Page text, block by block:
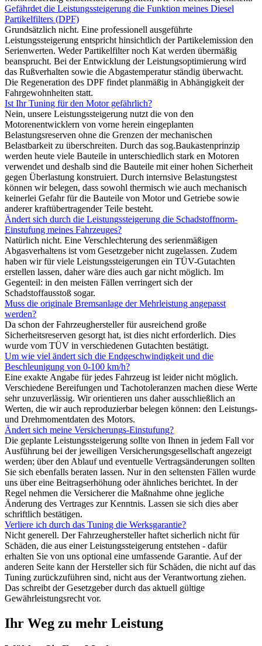
Gefährdet die Leistungssteigerung die Funktion meines Diesel
Partikelfilters (DPF)
Grundsätzlich nicht. Eine professionell ausgeführte
Leistungssteigerung entspricht hinsichtlich der Partikelemission den
Serienwerten. Weder Partikelfilter noch Kat werden übermäßig
beansprucht. Bei der Entwicklung der Leistungsoptimierung wird
das Rußverhalten sowie die Abgastemperatur ständig überwacht.
Die Regeneration des DPF findet planmäßig in Abhängigkeit der
Fahrgewohnheiten statt.
Ist Ihr Tuning für den Motor gefährlich?
Nein, unsere Leistungssteigerung nutzt die von den
Motorenentwicklern von vorne herein eingeplanten
Belastungsreserven ohne die Grenzen der mechanischen
Belastbarkeit zu überschreiten. Durch das sog.Baukastenprinzip
werden heute viele Bauteile in unterschiedlich stark en Motoren
verwendet und deshalb sind die Bauteile mit einer hohen Sicherheit
gegen Überlastung konstruiert. Durch internsive Belastungstest
können wir belegen, dass sowohl thermisch wie auch mechanisch
keinerlei Gefahr für die Bauteile von Motor und Getriebe sowie
anderer kraftübertragender Teile besteht.
Ändert sich durch die Leistungssteigerung die Schadstoffnorm-
Einstufung meines Fahrzeuges?
Natürlich nicht. Eine Verschlechterung des serienmäßigen
Abgasverhaltens ist vom Gesetzgeber nicht zugelassen. Zudem
haben wir für viele Leistungssteigerungen ein TÜV-Gutachten
erstellen lassen, daher wäre dies auch gar nicht möglich. Im
Gegenteil: in den meisten Fällen verringert sich der
Schadstoffausstoß sogar.
Muss die originale Bremsanlage der Mehrleistung angepasst
werden?
Da schon der Fahrzeughersteller für ausreichend große
Sicherheitsreserven gesorgt hat, ist dies nicht erforderlich. Dies
wurde vom TÜV in verschiedenen Gutachten bestätigt.
Um wie viel ändert sich die Endgeschwindigkeit und die
Beschleunigung von 0-100 km/h?
Eine exakte Angabe für jedes Fahrzeug ist leider nicht möglich.
Verschiedene Bereifungen und Tachotoleranzen machen diese Werte
sehr unzuverlässig. Wir orientieren uns daher ausschließlich an
Werten, die wir auch reproduzierbar belegen können: den Leistungs-
und Drehmomentdaten des Motors.
Ändert sich meine Versicherungs-Einstufung?
Die geplante Leistungssteigerung sollte von Ihnen in jedem Fall vor
Ausführung bei der jeweiligen Versicherungsgesellschaft angezeigt
werden; über den Ablauf und eventuelle Vertragsänderungen sollten
Sie sich ebenfalls beraten lassen. Nur in den seltensten Fällen wurde
uns über eine Beitragserhöhung oder ähnliches berichtet. In der
Regel nehmen die Versicherer die Maßnahme ohne jegliche
Änderung des Vertrages zur Kenntnis. Lassen sie sich dies aber
schriftlich bestätigen.
Verliere ich durch das Tuning die Werksgarantie?
Nicht generell. Der Fahrzeughersteller haftet sicherlich nicht für
Schäden, die aus einer Leistungssteigerung entstehen - dafür
erhalten Sie von uns optional eine umfassende Garantie. Auf der
anderen Seite kann der Hersteller sich für Schäden, die nicht auf das
Tuning zurückzuführen sind, nicht aus der Verantwortung ziehen.
Das schreibt der Gesetzgeber durch das aktuell gültige
Gewährleistungsrecht vor.
Ihr Weg zu mehr Leistung